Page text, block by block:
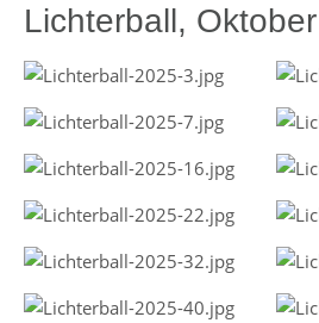
Lichterball,